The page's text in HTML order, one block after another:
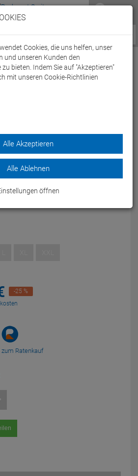
Service / Hilfe
1X Gravel
carbon/leo orange
geht das Orbea Terra M31eTeam IX
Start.Schaut selbdst und lasst euch
-25 %
Ratenkauf
Cookies, die uns helfen, unser
und unseren Kunden den
bieten. Indem Sie auf "Akzeptieren"
mit unseren Cookie-Richtlinien
Alle Akzeptieren
Alle Ablehnen
öffnen